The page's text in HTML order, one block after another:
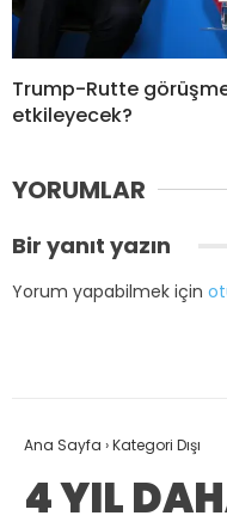
Trump-Rutte
etkileyecek?
YORUMLAR
Bir yanıt yazın
Yorum yapabilmek için
Ana Sayfa ›Kategori Dışı
4 YIL